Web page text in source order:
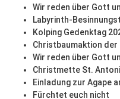
Wir reden über Gott
Labyrinth-
Kolping Gedenktag
Christbaumaktion der
Wir reden über Gott
Christmette St.
Einladung zur Agape
Fürchtet euch nicht